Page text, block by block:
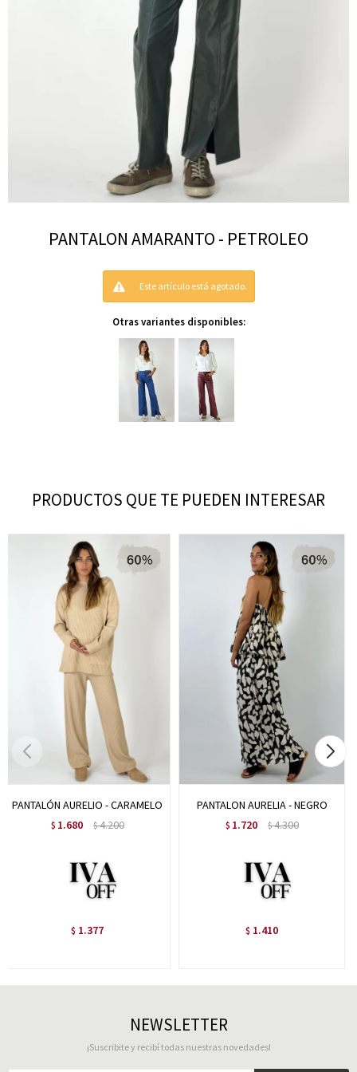
PANTALON AMARANTO - PETROLEO
Este artículo está agotado.
Otras variantes disponibles:
PRODUCTOS QUE TE PUEDEN INTERESAR
PANTALÓN AURELIO - CARAMELO
$ 1.680 $4.200
$ 1.377
PANTALON AURELIA - NEGRO
$ 1.720 $4.300
$ 1.410
NEWSLETTER
¡Suscribite y recibí todas nuestras novedades!